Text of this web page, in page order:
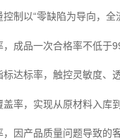
制以“零缺陷为导向，
成品一次合格率不低于
标达标率，触控灵敏度、
率，实现从原材料入库
，因产品质量问题导致的